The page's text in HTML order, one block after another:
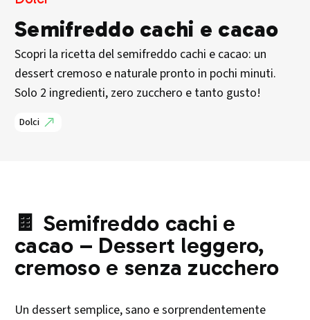
Semifreddo cachi e cacao
Scopri la ricetta del semifreddo cachi e cacao: un
dessert cremoso e naturale pronto in pochi minuti.
Solo 2 ingredienti, zero zucchero e tanto gusto!
Dolci
🍫 Semifreddo cachi e
cacao – Dessert leggero,
cremoso e senza zucchero
Un dessert semplice, sano e sorprendentemente